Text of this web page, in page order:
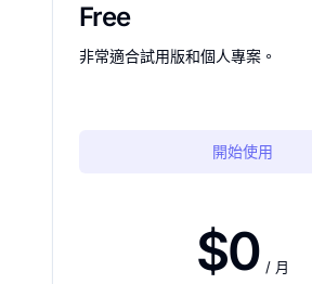
Free
非常適合試用版和個人專案。
開始使用
$0 / 月